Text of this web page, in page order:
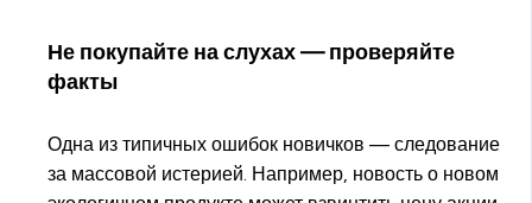
Не покупайте на слухах — проверяйте
факты
Одна из типичных ошибок новичков — следование
за массовой истерией. Например, новость о новом